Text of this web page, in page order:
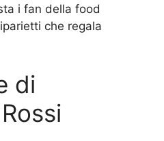
i fan della food
che regala
di